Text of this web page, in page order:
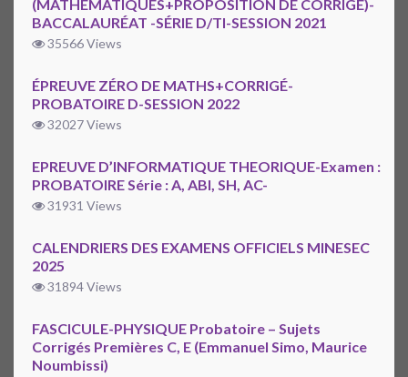
(MATHÉMATIQUES+PROPOSITION DE CORRIGÉ)-
BACCALAURÉAT -SÉRIE D/TI-SESSION 2021
35566 Views
ÉPREUVE ZÉRO DE MATHS+CORRIGÉ-
PROBATOIRE D-SESSION 2022
32027 Views
EPREUVE D’INFORMATIQUE THEORIQUE-Examen :
PROBATOIRE Série : A, ABI, SH, AC-
31931 Views
CALENDRIERS DES EXAMENS OFFICIELS MINESEC
2025
31894 Views
FASCICULE-PHYSIQUE Probatoire – Sujets
Corrigés Premières C, E (Emmanuel Simo, Maurice
Noumbissi)